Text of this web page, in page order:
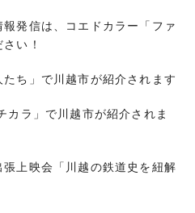
発信は、コエドカラー「ファ
い！
ち」で川越市が紹介されます
カラ」で川越市が紹介されま
上映会「川越の鉄道史を紐解